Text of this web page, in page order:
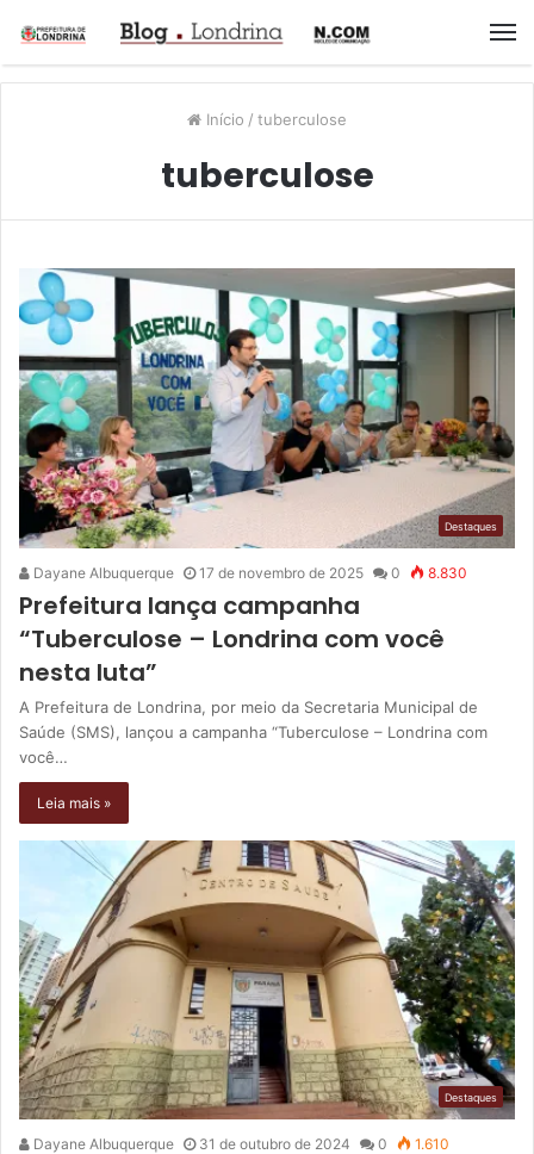
Início / tuberculose
tuberculose
Destaques
Dayane Albuquerque 17 de novembro de 2025 0 8.830
Prefeitura lança campanha
“Tuberculose – Londrina com você
nesta luta”
A Prefeitura de Londrina, por meio da Secretaria Municipal de
Saúde (SMS), lançou a campanha “Tuberculose – Londrina com
você…
Leia mais »
Destaques
Dayane Albuquerque 31 de outubro de 2024 0 1.610